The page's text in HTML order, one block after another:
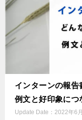
インターンの報告
例文と好印象につ
Update Date： 2022年6